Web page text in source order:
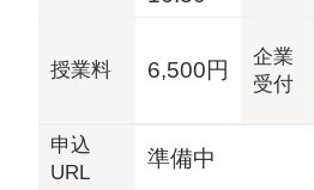
授業料 6,500円
企業
受付
申込
URL
準備中